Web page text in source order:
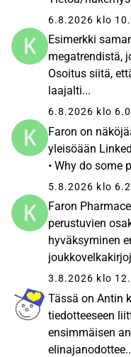
6.8.2026 klo
Esimerkki
megatrendistä,
Osoitus siitä,
laajalti...
6.8.2026 klo
Faron on
yleisöään
• Why do some
5.8.2026 klo
Faron
perustuvien
hyväksyminen
3.8.2026 klo
Tässä on Antin
tiedotteeseen
ensimmäisen